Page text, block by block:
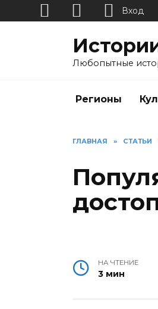
Любопытные
Регионы
ГЛАВНАЯ » СТАТЬИ
НА ЧТЕНИЕ
3 мин
Вход